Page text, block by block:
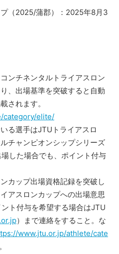
プ（2025/蒲郡）：2025年8月3
ンチネンタルトライアスロン
、出場基準を突破すると自動
されます。
category/elite/
る選手はJTUトライアスロ
チャンピオンシップシリーズ
した場合でも、ポイント付与
カップ出場資格記録を突破し
アスロンカップへの出場意思
ト付与を希望する場合はJTU
）まで連絡をすること。な
www.jtu.or.jp/athlete/cate